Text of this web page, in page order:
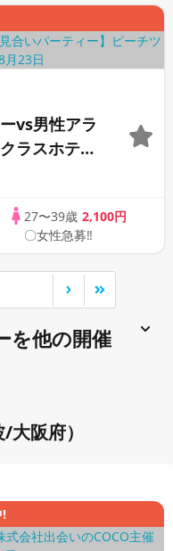
vs男性アラ
ラスホテル
ニングの
27〜39歳 2,100円
〇女性急募‼
を他の開催
阪府）
!